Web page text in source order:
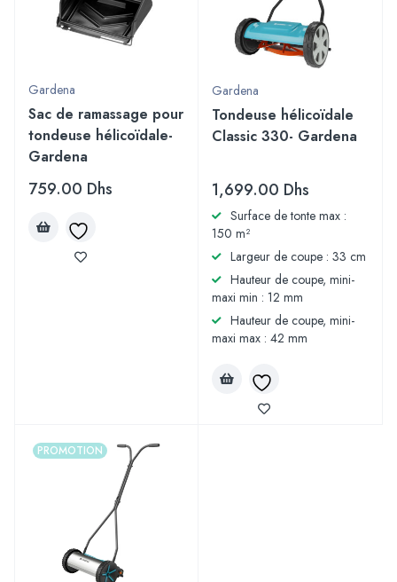
Gardena
Sac de ramassage pour
tondeuse hélicoïdale-
Gardena
759.00 Dhs
Gardena
Tondeuse hélicoïdale
Classic 330- Gardena
1,699.00 Dhs
Surface de tonte max :
150 m²
Largeur de coupe : 33 cm
Hauteur de coupe, mini-
maxi min : 12 mm
Hauteur de coupe, mini-
maxi max : 42 mm
PROMOTION